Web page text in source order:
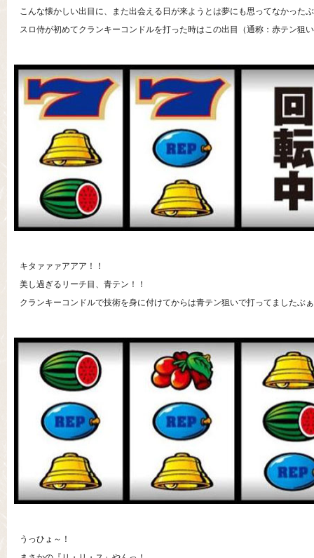
こんな懐かしい出目に、また出会える日が来ようとは夢にも思ってなかった
スロ侍が初めてクランキーコンドルを打った時はこの出目（通称：赤テン狙
キタァァァアアア！！
美し過ぎるリーチ目、青テン！！
クランキーコンドルで技術を身に付けてからは青テン狙いで打ってましたぶ
うっひょ～！